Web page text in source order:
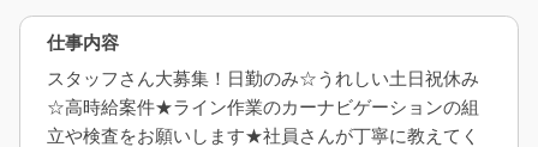
仕事内容
スタッフさん大募集！日勤のみ☆うれしい土日祝休み
☆高時給案件★ライン作業のカーナビゲーションの組
立や検査をお願いします★社員さんが丁寧に教えてく